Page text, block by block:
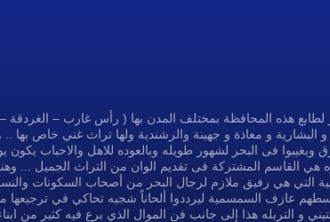
لطابع هذه المحافظة بمختلف المدن بها ( رأس غارب –
البشارية و معاذة و جهينة والرشندية ولها تراث غني خاص
ويغيبوا فى البحر لشهور طويله وبالعوده للاهل والاحباب يكون
هي القاسم المشتركة فى تقديم الوان من التراث الجميل ...
التي هي رفيق ملازم لرجال البحر من أصحاب السكونات
عازف السمسمية ليرددوا ألحاناً شجيه تحاكي في ترجيعها
التربله هذا إلى جانب فن الموال الذي برع فيه كثير من